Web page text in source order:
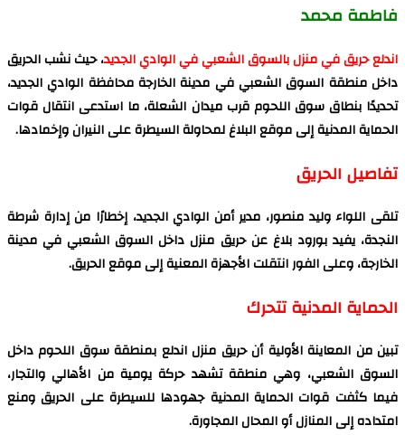
فاطمة محمد
اندلع حريق في منزل بالسوق الشعبي في الوادي الجديد، حيث نشب الحريق
داخل منطقة السوق الشعبي في مدينة الخارجة محافظة الوادي الجديد،
تحديدًا بنطاق سوق اللحوم قرب ميدان الشعلة، ما استدعى انتقال قوات
الحماية المدنية إلى موقع البلاغ لمحاولة السيطرة على النيران وإخمادها.
تفاصيل الحريق
تلقى اللواء وليد منصور، مدير أمن الوادي الجديد، إخطارًا من إدارة شرطة
النجدة، يفيد بورود بلاغ عن حريق منزل داخل السوق الشعبي في مدينة
الخارجة، وعلى الفور انتقلت الأجهزة المعنية إلى موقع الحريق.
الحماية المدنية تتحرك
تبين من المعاينة الأولية أن حريق منزل اندلع بمنطقة سوق اللحوم داخل
السوق الشعبي، وهي منطقة تشهد حركة يومية من الأهالي والتجار،
فيما كثفت قوات الحماية المدنية جهودها للسيطرة على الحريق ومنع
امتداده إلى المنازل أو المحال المجاورة.